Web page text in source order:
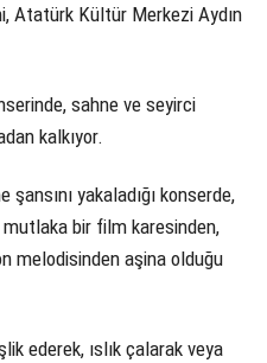
Atatürk Kültür Merkezi Aydın
sahne ve seyirci
kalkıyor.
yakaladığı konserde,
bir film karesinden,
melodisinden aşina olduğu
ederek, ıslık çalarak veya